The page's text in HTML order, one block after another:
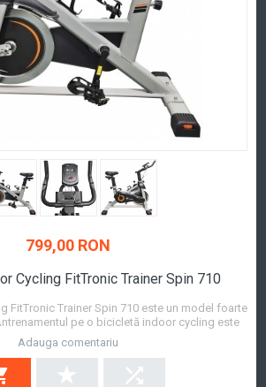
799,00 RON
Cycling FitTronic Trainer Spin 710
FitTronic Trainer Spin 710 este un model foarte
pe o bicicletă indoor cycling este
realizat pe o bicicleta de exterior si vă
grăsimi inutile și să îmbunătățiți sistemul
Biciclet...
Afla mai mult
Adauga comentariu